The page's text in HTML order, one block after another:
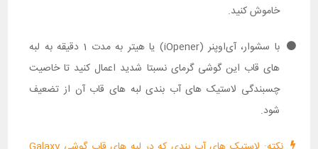
خاموش کنید.
با سشوار، آی‌اوپنر (iOpener) یا هیتر به مدت 1 دقیقه به لبه
های قاب این گوشی گرمای نسبتا شدید اعمال کنید تا خاصیت
چسبندگی لاستیک های آب بندی لبه های قاب آن از تضعیف
شود.